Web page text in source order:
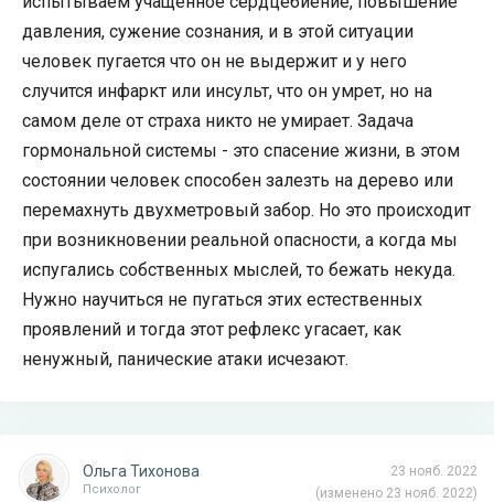
давления, сужение сознания, и в этой ситуации
человек пугается что он не выдержит и у него
случится инфаркт или инсульт, что он умрет, но на
самом деле от страха никто не умирает. Задача
гормональной системы - это спасение жизни, в этом
состоянии человек способен залезть на дерево или
перемахнуть двухметровый забор. Но это происходит
при возникновении реальной опасности, а когда мы
испугались собственных мыслей, то бежать некуда.
Нужно научиться не пугаться этих естественных
проявлений и тогда этот рефлекс угасает, как
ненужный, панические атаки исчезают.
23 нояб. 2022
(изменено 23 нояб. 2022)
Ольга Тихонова
Психолог